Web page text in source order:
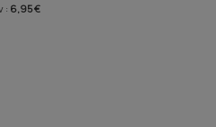
: 6,95 €